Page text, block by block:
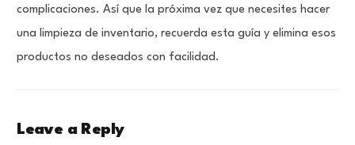
complicaciones. Así que la próxima vez que necesites hacer
una limpieza de inventario, recuerda esta guía y elimina esos
productos no deseados con facilidad.
Leave a Reply